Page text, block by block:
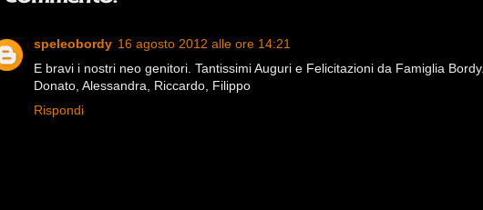
speleobordy 16 agosto 2012 alle ore 14:21
E bravi i nostri neo genitori. Tantissimi Auguri e Felicitazioni da Famiglia Bordy.
Donato, Alessandra, Riccardo, Filippo
Rispondi